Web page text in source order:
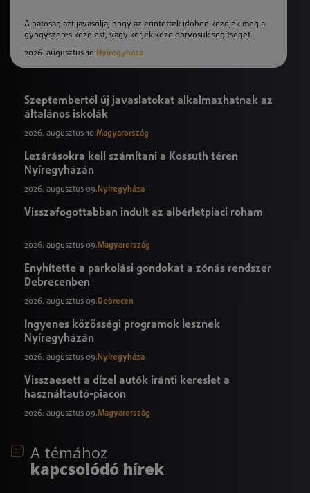
A hatóság azt javasolja, hogy az érintettek időben kezdjék meg a
gyógyszeres kezelést, vagy kérjék kezelőorvosuk segítségét.
2026. augusztus 10. Nyíregyháza
Szeptembertől új javaslatokat alkalmazhatnak az
általános iskolák
2026. augusztus 10.Magyarország
Lezárásokra kell számítani a Kossuth téren
Nyíregyházán
2026. augusztus 09. Nyíregyháza
Visszafogottabban indult az albérletpiaci roham
2026. augusztus 09.Magyarország
Enyhítette a parkolási gondokat a zónás rendszer
Debrecenben
2026. augusztus 09.Debrecen
Ingyenes közösségi programok lesznek
Nyíregyházán
2026. augusztus 09. Nyíregyháza
Visszaesett a dízel autók iránti kereslet a
használtautó-piacon
2026. augusztus 09.Magyarország
A témához
kapcsolódó hírek